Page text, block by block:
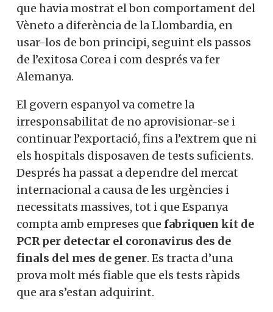
que havia mostrat el bon comportament del
Vèneto a diferència de la Llombardia, en
usar-los de bon principi, seguint els passos
de l’exitosa Corea i com després va fer
Alemanya.
El govern espanyol va cometre la
irresponsabilitat de no aprovisionar-se i
continuar l’exportació, fins a l’extrem que ni
els hospitals disposaven de tests suficients.
Després ha passat a dependre del mercat
internacional a causa de les urgències i
necessitats massives, tot i que Espanya
compta amb empreses que fabriquen kit de
PCR per detectar el coronavirus des de
finals del mes de gener. Es tracta d’una
prova molt més fiable que els tests ràpids
que ara s’estan adquirint.